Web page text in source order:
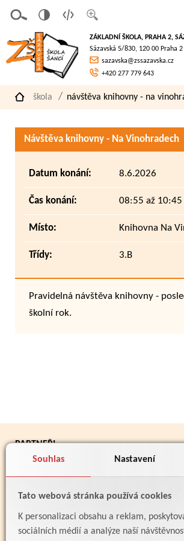
Souhlas Nastavení
Tato webová stránka používá cookies
K personalizaci obsahu a reklam,
sociálních médií a analýze naší
písmo
á
verze
pro
slaboz
raké
ZÁKLADNÍ ŠKOLA, PRAHA 2,
Sázavská 5/830, 120 00 Praha 2
sazavska@zssazavska.cz
+420 277 779 643
škola návštěva knihovny - na
Návštěva knihovny - Na Vinohradech
Datum konání: 8.6.2026
Čas konání: 08:55 až 10:45
Místo: Knihovna Na
Třídy: 3.B
Pravidelná návštěva knihovny -
školní rok.
PARTNEŘI